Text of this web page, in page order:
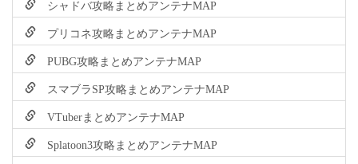
シャドバ攻略まとめアンテナMAP
プリコネ攻略まとめアンテナMAP
PUBG攻略まとめアンテナMAP
スマブラSP攻略まとめアンテナMAP
VTuberまとめアンテナMAP
Splatoon3攻略まとめアンテナMAP